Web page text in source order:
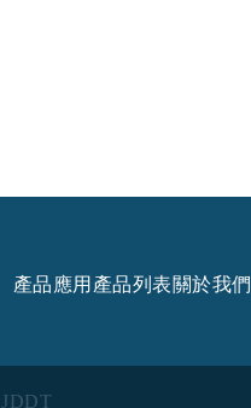
產品應用 產品列表關於我們
JDDT